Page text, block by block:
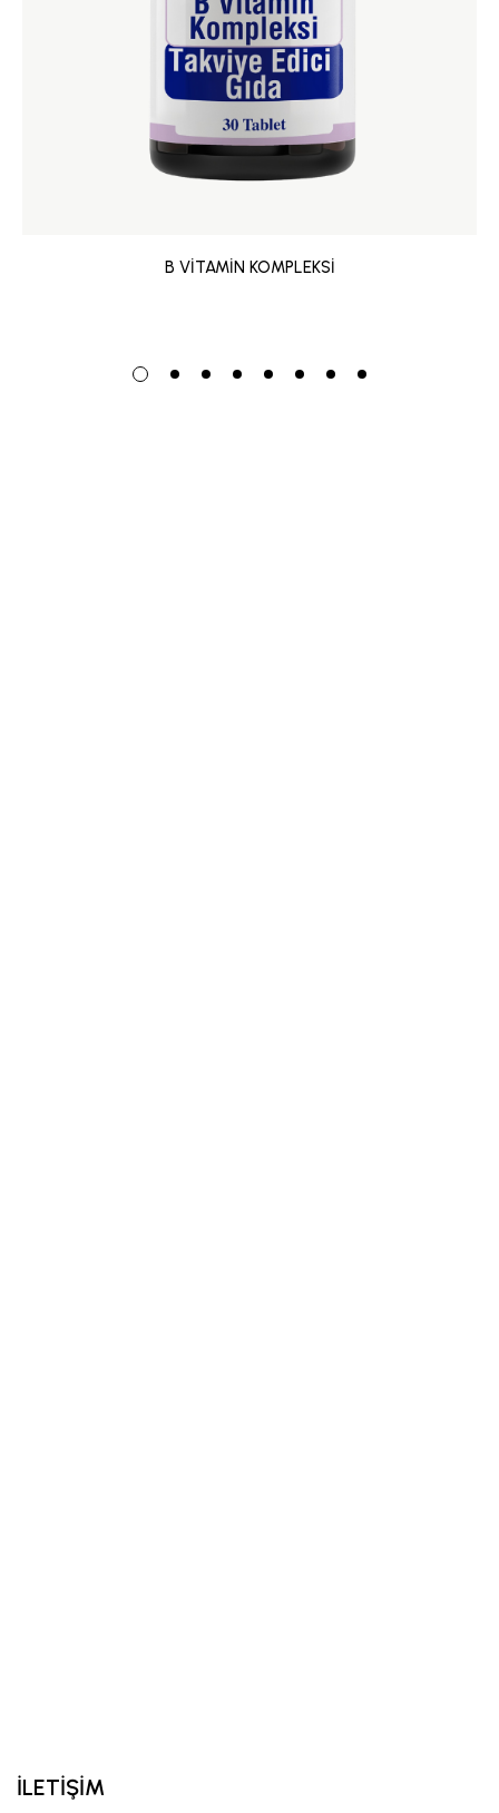
B VİTAMİN KOMPLEKSİ
İLETİŞİM